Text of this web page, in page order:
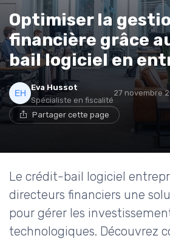
Optimiser la
financière grâce
bail logiciel en
Eva Hussot
Spécialiste en fiscalité
27 novembre
Partager cette page
Le crédit-bail logiciel
directeurs financiers une
pour gérer les
technologiques. Découvrez